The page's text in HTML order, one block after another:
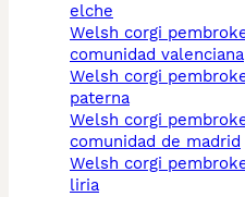
elche
welsh corgi pembroke
comunidad valenciana
welsh corgi pembroke
paterna
welsh corgi pembroke
comunidad de madrid
welsh corgi pembroke
liria